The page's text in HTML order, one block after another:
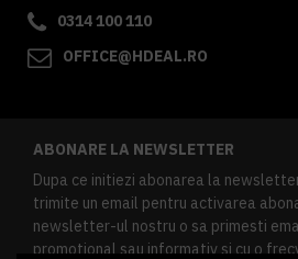
0314 100 110
OFFICE@HDEAL.RO
ABONARE LA NEWSLETTER
Dupa ce initiezi abonarea la
trimite un email pentru activarea
newsletter-ul nostru o sa primesti
promotional sau informativ si cu o